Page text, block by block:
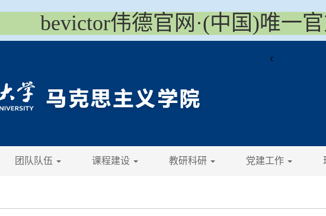
bevictor伟德官网·(中国)唯一
c
团队队伍 课程建设 教研科研 党建工作